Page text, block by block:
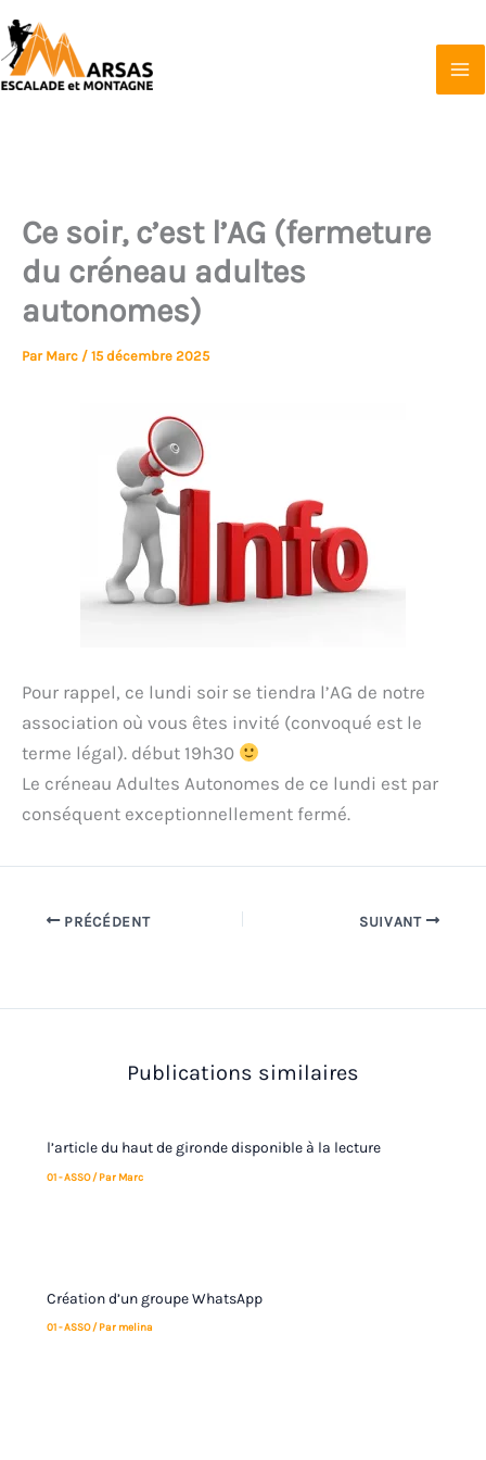
Aller
au
contenu
Ce soir, c’est l’AG (fermeture
du créneau adultes
autonomes)
Par Marc / 15 décembre 2025
Pour rappel, ce lundi soir se tiendra l’AG de notre
association où vous êtes invité (convoqué est le
terme légal). début 19h30
Le créneau Adultes Autonomes de ce lundi est par
conséquent exceptionnellement fermé.
PRÉCÉDENT SUIVANT
Publications similaires
l’article du haut de gironde disponible à la lecture
01 - ASSO/ Par Marc
Création d’un groupe WhatsApp
01 - ASSO/ Par melina